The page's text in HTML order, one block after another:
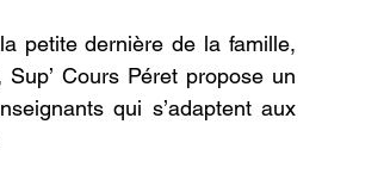
petite dernière de la famille,
Cours Péret propose un
qui s’adaptent aux